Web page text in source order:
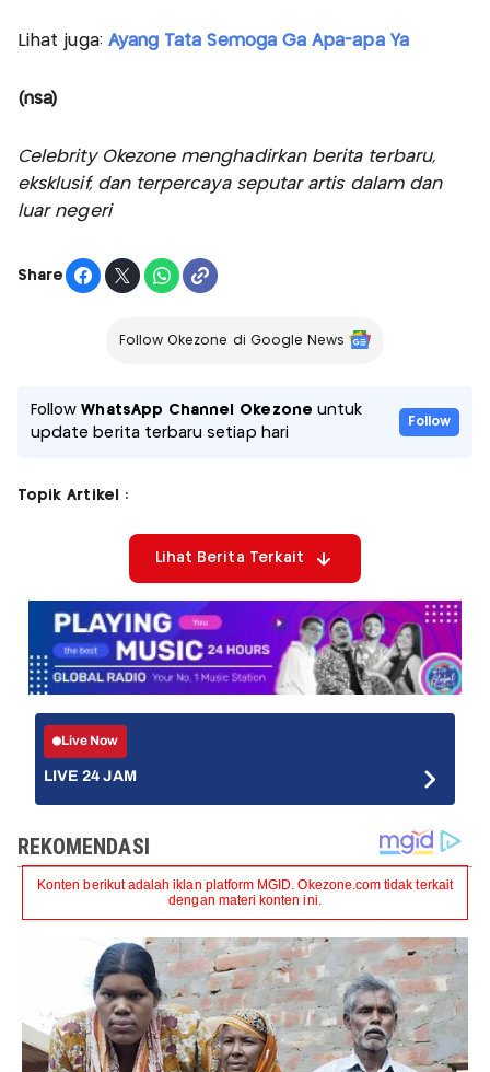
Lihat juga: Ayang Tata Semoga Ga Apa-apa Ya
(nsa)
Celebrity Okezone menghadirkan berita terbaru,
eksklusif, dan terpercaya seputar artis dalam dan
luar negeri
Share
Follow Okezone di Google News
FollowWhatsApp Channel Okezone untuk
update berita terbaru setiap hari
Follow
Topik Artikel :
Lihat Berita Terkait
Live Now
LIVE 24 JAM